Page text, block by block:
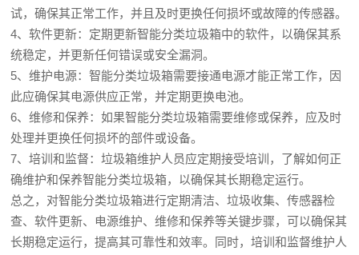
试，确保其正常工作，并且及时更换任何损坏或故障的传感器。
4、软件更新：定期更新智能分类垃圾箱中的软件，以确保其系
统稳定，并更新任何错误或安全漏洞。
5、维护电源：智能分类垃圾箱需要接通电源才能正常工作，因
此应确保其电源供应正常，并定期更换电池。
6、维修和保养：如果智能分类垃圾箱需要维修或保养，应及时
处理并更换任何损坏的部件或设备。
7、培训和监督：垃圾箱维护人员应定期接受培训，了解如何正
确维护和保养智能分类垃圾箱，以确保其长期稳定运行。
总之，对智能分类垃圾箱进行定期清洁、垃圾收集、传感器检
查、软件更新、电源维护、维修和保养等关键步骤，可以确保其
长期稳定运行，提高其可靠性和效率。同时，培训和监督维护人